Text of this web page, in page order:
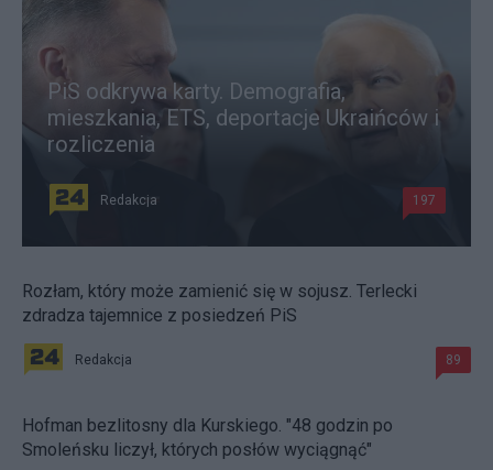
PiS odkrywa karty. Demografia,
mieszkania, ETS, deportacje Ukraińców i
rozliczenia
Redakcja 197
Rozłam, który może zamienić się w sojusz. Terlecki
zdradza tajemnice z posiedzeń PiS
Redakcja 89
Hofman bezlitosny dla Kurskiego. "48 godzin po
Smoleńsku liczył, których posłów wyciągnąć"